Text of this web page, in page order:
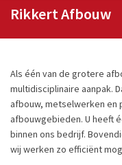
Rikkert Afbouw
Als één van de grotere
multidisciplinaire aanpak.
afbouw, metselwerken
afbouwgebieden. U heeft
binnen ons bedrijf.
wij werken zo efficiënt